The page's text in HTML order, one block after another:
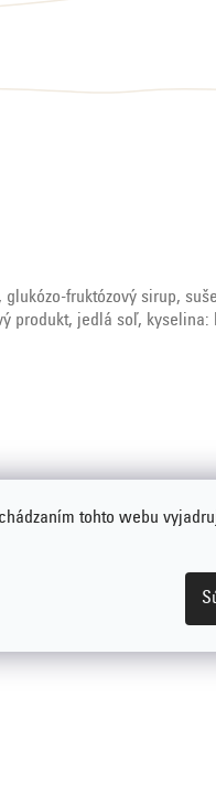
tohto webu
fruktózový sirup,
produkt, jedlá soľ,